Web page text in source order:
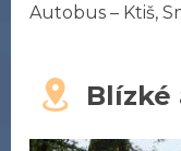
Autobus – Ktiš,